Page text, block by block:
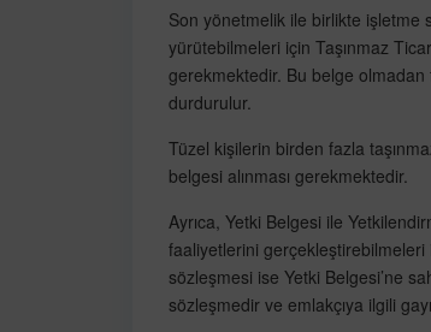
Son yönetmelik ile birlikte işletme
yürütebilmeleri için Taşınmaz
gerekmektedir. Bu belge
durdurulur.
Tüzel kişilerin birden fazla
belgesi alınması gerekmektedir.
Ayrıca, Yetki Belgesi ile
faaliyetlerini
sözleşmesi ise Yetki Belgesi’ne
sözleşmedir ve emlakçıya ilgili